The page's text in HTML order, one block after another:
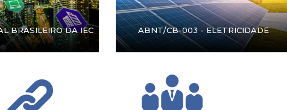
BRASILEIRO DA IEC ABNT/CB-003 - ELETRICIDADE